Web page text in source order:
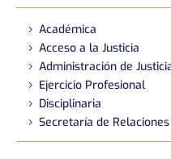
Académica
Acceso a la Justicia
Administración de
Ejercicio Profesional
Disciplinaria
Secretaría de